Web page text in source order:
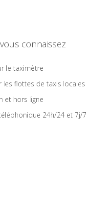
connaissez
le taximètre
les flottes de taxis locales
et hors ligne
24h/24 et 7j/7